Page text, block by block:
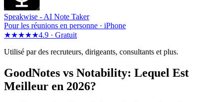
Speakwise - AI Note Taker
Pour les réunions en personne · iPhone
★★★★★4.9 · Gratuit
Utilisé par des recruteurs, dirigeants, consultants et plus.
GoodNotes vs Notability: Lequel Est
Meilleur en 2026?